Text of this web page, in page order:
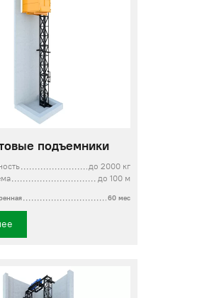
подъемники
до 2000 кг
до 100 м
60 мес